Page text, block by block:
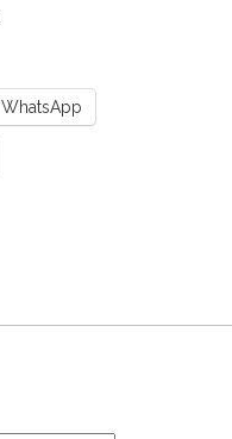
WhatsApp